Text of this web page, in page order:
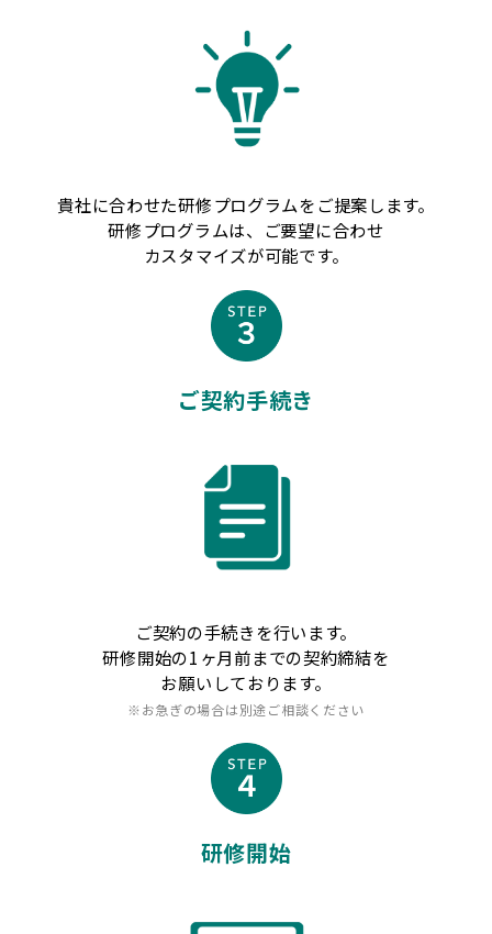
貴社に合わせた研修プログラムをご提案します。
研修プログラムは、ご要望に合わせ
カスタマイズが可能です。
ご契約手続き
ご契約の手続きを行います。
研修開始の1ヶ月前までの契約締結を
お願いしております。
※お急ぎの場合は別途ご相談ください
研修開始